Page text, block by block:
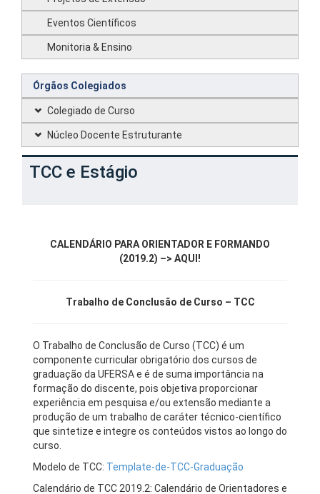
Eventos Científicos
Monitoria & Ensino
Órgãos Colegiados
Colegiado de Curso
Núcleo Docente Estruturante
TCC e Estágio
CALENDÁRIO PARA ORIENTADOR E FORMANDO
(2019.2) –> AQUI!
Trabalho de Conclusão de Curso – TCC
O Trabalho de Conclusão de Curso (TCC) é um
componente curricular obrigatório dos cursos de
graduação da UFERSA e é de suma importância na
formação do discente, pois objetiva proporcionar
experiência em pesquisa e/ou extensão mediante a
produção de um trabalho de caráter técnico-científico
que sintetize e integre os conteúdos vistos ao longo do
curso.
Modelo de TCC: Template-de-TCC-Graduação
Calendário de TCC 2019.2: Calendário de Orientadores e